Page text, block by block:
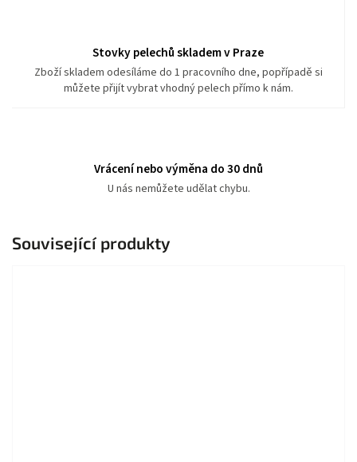
Stovky pelechů skladem v Praze
Zboží skladem odesíláme do 1 pracovního dne, popřípadě si
můžete přijít vybrat vhodný pelech přímo k nám.
Vrácení nebo výměna do 30 dnů
U nás nemůžete udělat chybu.
Související produkty